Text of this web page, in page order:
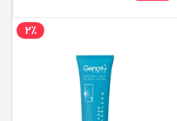
2٪